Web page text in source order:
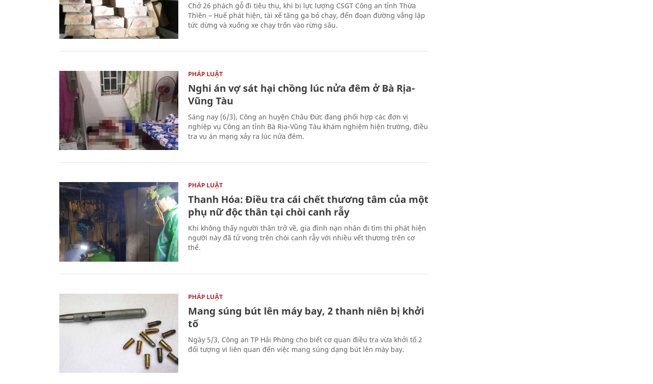
Chở 26 phách gỗ đi tiêu thụ, khi bị lực lượng CSGT Công an tỉnh Thừa
Thiên – Huế phát hiện, tài xế tăng ga bỏ chạy, đến đoạn đường vắng lập
tức dừng và xuống xe chạy trốn vào rừng sâu.
PHÁP LUẬT
Nghi án vợ sát hại chồng lúc nửa đêm ở Bà Rịa-
Vũng Tàu
Sáng nay (6/3), Công an huyện Châu Đức đang phối hợp các đơn vị
nghiệp vụ Công an tỉnh Bà Rịa-Vũng Tàu khám nghiệm hiện trường, điều
tra vụ án mạng xảy ra lúc nửa đêm.
PHÁP LUẬT
Thanh Hóa: Điều tra cái chết thương tâm của một
phụ nữ độc thân tại chòi canh rẫy
Khi không thấy người thân trở về, gia đình nạn nhân đi tìm thì phát hiện
người này đã tử vong trên chòi canh rẫy với nhiều vết thương trên cơ
thể.
PHÁP LUẬT
Mang súng bút lên máy bay, 2 thanh niên bị khởi
tố
Ngày 5/3, Công an TP Hải Phòng cho biết cơ quan điều tra vừa khởi tố 2
đối tượng vì liên quan đến việc mang súng dạng bút lên máy bay.